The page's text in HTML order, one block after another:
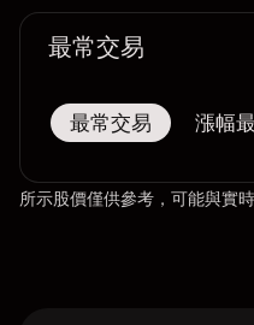
最常交易
最常交易 漲幅
所示股價僅供參考，可能與實